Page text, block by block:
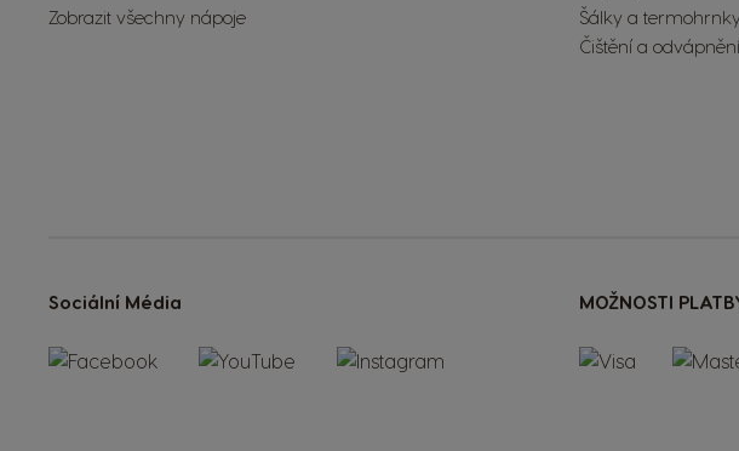
Zobrazit všechny nápoje
Šálky a
Čištění a odvápnění
Sociální Média MOŽNOSTI